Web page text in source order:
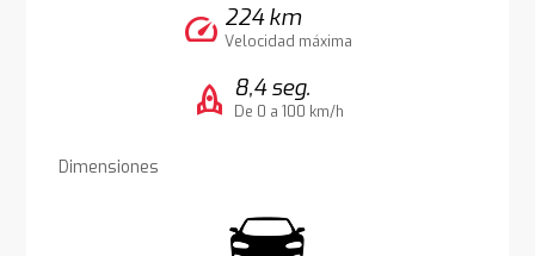
speed 224 km
Velocidad máxima
rocket 8,4 seg.
De 0 a 100 km/h
Dimensiones